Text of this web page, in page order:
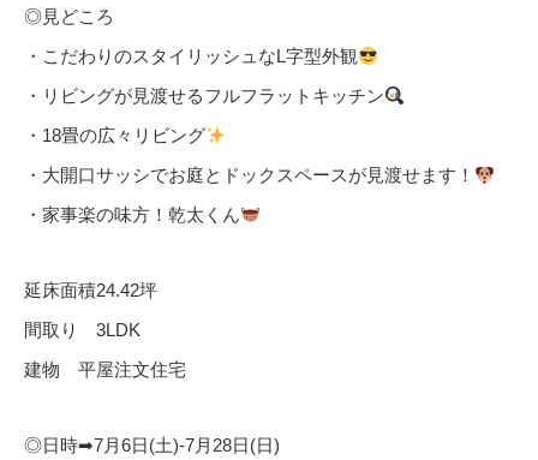
◎見どころ
・こだわりのスタイリッシュなL字型外観
・リビングが見渡せるフルフラットキッチン
・18畳の広々リビング
・大開口サッシでお庭とドックスペースが見渡せます！
・家事楽の味方！乾太くん
延床面積24.42坪
間取り 3LDK
建物 平屋注文住宅
◎日時➡︎7月6日(土)-7月28日(日)